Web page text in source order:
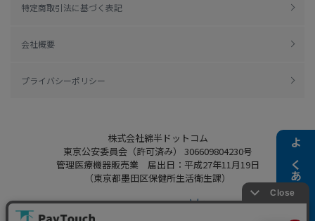
よくある質問
特定商取引法に基づく表記
会社概要
プライバシーポリシー
株式会社綿半ドットコム
東京公安委員会（許可済み） 306609804230号
管理医療機器販売業 届出日：平成27年11月19日
（東京都墨田区保健所生活衛生課）